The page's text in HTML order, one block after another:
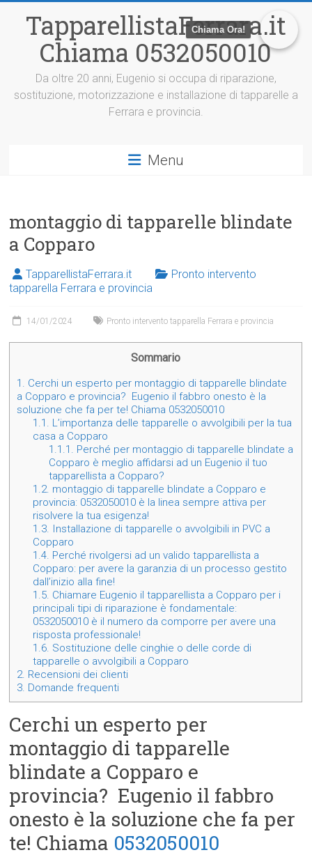
TapparellistaFerrara.it
Chiama 0532050010
Da oltre 20 anni, Eugenio si occupa di riparazione,
sostituzione, motorizzazione e installazione di tapparelle a
Ferrara e provincia.
Menu
montaggio di tapparelle blindate
a Copparo
TapparellistaFerrara.it
Pronto intervento
tapparella Ferrara e provincia
14/01/2024 Pronto intervento tapparella Ferrara e provincia
Sommario
1. Cerchi un esperto per montaggio di tapparelle blindate
a Copparo e provincia? Eugenio il fabbro onesto è la
soluzione che fa per te! Chiama 0532050010
1.1. L’importanza delle tapparelle o avvolgibili per la tua
casa a Copparo
1.1.1. Perché per montaggio di tapparelle blindate a
Copparo è meglio affidarsi ad un Eugenio il tuo
tapparellista a Copparo?
1.2. montaggio di tapparelle blindate a Copparo e
provincia: 0532050010 è la linea sempre attiva per
risolvere la tua esigenza!
1.3. Installazione di tapparelle o avvolgibili in PVC a
Copparo
1.4. Perché rivolgersi ad un valido tapparellista a
Copparo: per avere la garanzia di un processo gestito
dall’inizio alla fine!
1.5. Chiamare Eugenio il tapparellista a Copparo per i
principali tipi di riparazione è fondamentale:
0532050010 è il numero da comporre per avere una
risposta professionale!
1.6. Sostituzione delle cinghie o delle corde di
tapparelle o avvolgibili a Copparo
2. Recensioni dei clienti
3. Domande frequenti
Cerchi un esperto per
montaggio di tapparelle
blindate a Copparo e
provincia? Eugenio il fabbro
onesto è la soluzione che fa per
te! Chiama 0532050010
Chiama Ora!